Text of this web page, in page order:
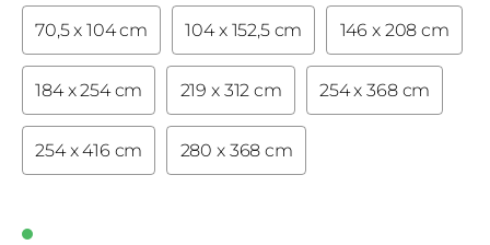
70,5 x 104 cm 104 x 152,5 cm 146 x 208 cm
184 x 254 cm 219 x 312 cm 254 x 368 cm
254 x 416 cm 280 x 368 cm